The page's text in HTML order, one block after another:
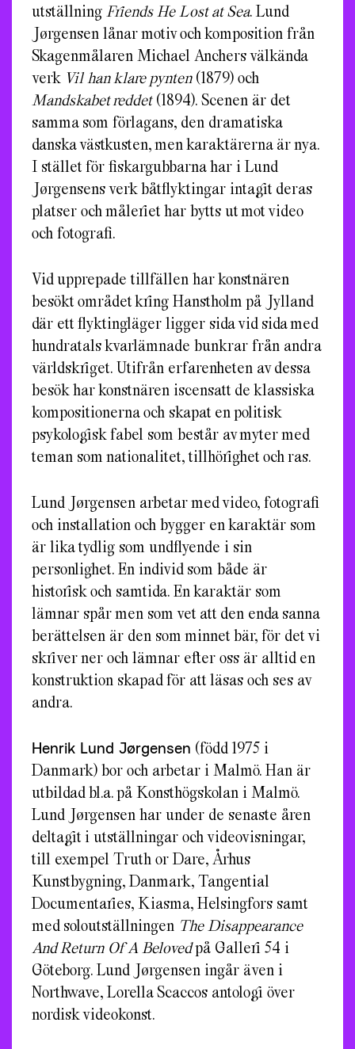
utställning Friends He Lost at Sea. Lund
Jørgensen lånar motiv och komposition från
Skagenmålaren Michael Anchers välkända
verk Vil han klare pynten(1879) och
Mandskabet reddet(1894). Scenen är det
samma som förlagans, den dramatiska
danska västkusten, men karaktärerna är nya.
I stället för fiskargubbarna har i Lund
Jørgensens verk båtflyktingar intagit deras
platser och måleriet har bytts ut mot video
och fotografi.
Vid upprepade tillfällen har konstnären
besökt området kring Hanstholm på Jylland
där ett flyktingläger ligger sida vid sida med
hundratals kvarlämnade bunkrar från andra
världskriget. Utifrån erfarenheten av dessa
besök har konstnären iscensatt de klassiska
kompositionerna och skapat en politisk
psykologisk fabel som består av myter med
teman som nationalitet, tillhörighet och ras.
Lund Jørgensen arbetar med video, fotografi
och installation och bygger en karaktär som
är lika tydlig som undflyende i sin
personlighet. En individ som både är
historisk och samtida. En karaktär som
lämnar spår men som vet att den enda sanna
berättelsen är den som minnet bär, för det vi
skriver ner och lämnar efter oss är alltid en
konstruktion skapad för att läsas och ses av
andra.
Henrik Lund Jørgensen (född 1975 i
Danmark) bor och arbetar i Malmö. Han är
utbildad bl.a. på Konsthögskolan i Malmö.
Lund Jørgensen har under de senaste åren
deltagit i utställningar och videovisningar,
till exempel Truth or Dare, Århus
Kunstbygning, Danmark, Tangential
Documentaries, Kiasma, Helsingfors samt
med soloutställningen The Disappearance
And Return Of A Belovedpå Galleri 54 i
Göteborg. Lund Jørgensen ingår även i
Northwave, Lorella Scaccos antologi över
nordisk videokonst.